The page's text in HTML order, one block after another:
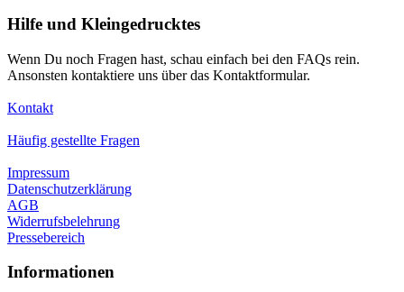
Hilfe und Kleingedrucktes
Wenn Du noch Fragen hast, schau einfach bei den FAQs rein.
Ansonsten kontaktiere uns über das Kontaktformular.
Kontakt
Häufig gestellte Fragen
Impressum
Datenschutzerklärung
AGB
Widerrufsbelehrung
Pressebereich
Informationen